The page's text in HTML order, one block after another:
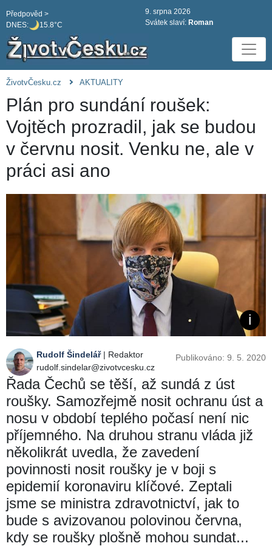
DNES: 15.8°C
Předpověd >
9. srpna 2026
Svátek slaví: Roman
ŽivotvČesku.cz AKTUALITY
Plán pro sundání roušek:
Vojtěch prozradil, jak se budou
v červnu nosit. Venku ne, ale v
práci asi ano
Rudolf Šindelář| Redaktor
rudolf.sindelar@zivotvcesku.cz
Publikováno: 9. 5. 2020
Řada Čechů se těší, až sundá z úst
roušky. Samozřejmě nosit ochranu úst a
nosu v období teplého počasí není nic
příjemného. Na druhou stranu vláda již
několikrát uvedla, že zavedení
povinnosti nosit roušky je v boji s
epidemií koronaviru klíčové. Zeptali
jsme se ministra zdravotnictví, jak to
bude s avizovanou polovinou června,
kdy se roušky plošně mohou sundat...